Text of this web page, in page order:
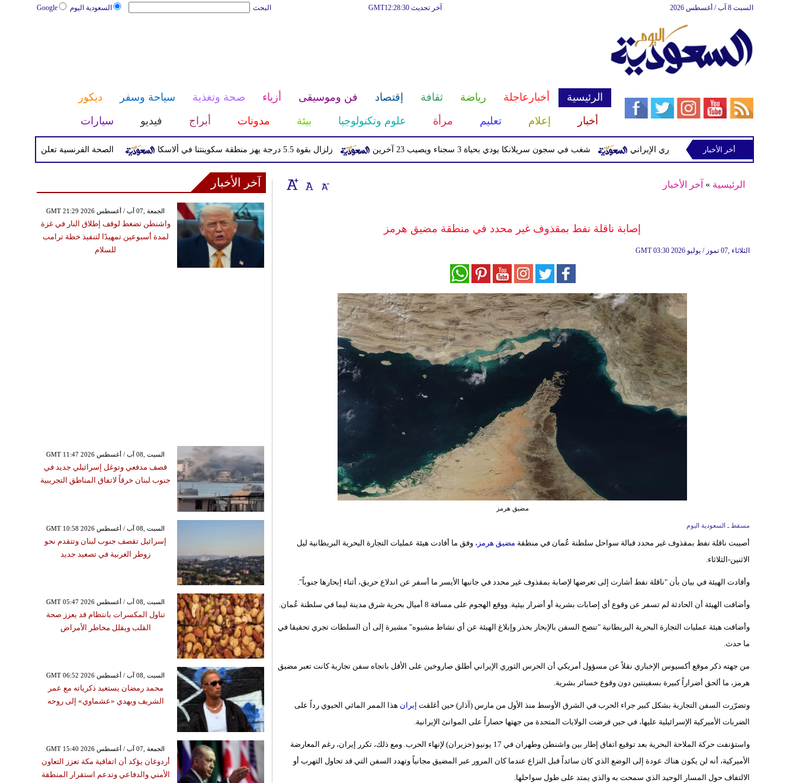
السعودية اليوم Google البحث آخر تحديث GMT12:28:30 السبت 8 آب / أغسطس 2026
الرئيسية أخبارعاجلة رياضة ثقافة إقتصاد فن وموسيقى أزياء صحة وتغذية سياحة وسفر
ديكور
أخبار
إعلام تعليم مرأة علوم وتكنولوجيا بيئة مدونات أبراج فيديو سيارات
الصحة الفرنسية تعلن إصابة سائح زلزال بقوة 5.5 درجة يهز منطقة سكوينتنا في ألاسكا شغب في سجون سريلانكا يودي بحياة 3 سجناء ويصيب 23 آخرين مشفرة لدعمها الحرس الثوري الإيراني
أخر الأخبار
الرئيسية » آخر الأخبار
إصابة ناقلة نفط بمقذوف غير محدد في منطقة مضيق هرمز
GMT 03:30 2026 الثلاثاء ,07 تموز / يوليو
مضيق هرمز
مسقط ـ السعودية اليوم
أصيبت ناقلة نفط بمقذوف غير محدد قبالة سواحل سلطنة عُمان في منطقة مضيق هرمز، وفق ما أفادت هيئة عمليات التجارة البحرية البريطانية ليل
الاثنين-الثلاثاء.
وأفادت الهيئة في بيان بأن "ناقلة نفط أشارت إلى تعرضها لإصابة بمقذوف غير محدد في جانبها الأيسر ما أسفر عن اندلاع حريق، أثناء إبحارها جنوباً".
وأضافت الهيئة أن الحادثة لم تسفر عن وقوع أي إصابات بشرية أو أضرار بيئية. ووقع الهجوم على مسافة 8 أميال بحرية شرق مدينة ليما في سلطنة عُمان.
وأضافت هيئة عمليات التجارة البحرية البريطانية "تنصح السفن بالإبحار بحذر وإبلاغ الهيئة عن أي نشاط مشبوه" مشيرة إلى أن السلطات تجري تحقيقا في
ما حدث.
من جهته ذكر موقع أكسيوس الإخباري نقلاً عن مسؤول أمريكي أن الحرس الثوري الإيراني أطلق صاروخين على الأقل باتجاه سفن تجارية كانت تعبر مضيق
هرمز، ما ألحق أضراراً كبيرة بسفينتين دون وقوع خسائر بشرية.
وتضرّرت السفن التجارية بشكل كبير جراء الحرب في الشرق الأوسط منذ الأول من مارس (آذار) حين أغلقت إيران هذا الممر المائي الحيوي رداً على
الضربات الأميركية الإسرائيلية عليها، في حين فرضت الولايات المتحدة من جهتها حصاراً على الموانئ الإيرانية.
واستؤنفت حركة الملاحة البحرية بعد توقيع اتفاق إطار بين واشنطن وطهران في 17 يونيو (حزيران) لإنهاء الحرب. ومع ذلك، تكرر إيران، رغم المعارضة
الأميركية، أنه لن يكون هناك عودة إلى الوضع الذي كان سائداً قبل النزاع عندما كان المرور عبر المضيق مجانياً وتهدد السفن التي قد تحاول التهرب أو
الالتفاف حول المسار الوحيد الذي سمحت به والذي يمتد على طول سواحلها.
آخر الأخبار
GMT 21:29 2026 الجمعة ,07 آب / أغسطس
واشنطن تضغط لوقف إطلاق النار في غزة
لمدة أسبوعين تمهيدًا لتنفيذ خطة ترامب
للسلام
GMT 11:47 2026 السبت ,08 آب / أغسطس
قصف مدفعي وتوغل إسرائيلي جديد في
جنوب لبنان خرقاً لاتفاق المناطق التجريبية
GMT 10:58 2026 السبت ,08 آب / أغسطس
إسرائيل تقصف جنوب لبنان وتتقدم نحو
زوطر الغربية في تصعيد جديد
GMT 05:47 2026 السبت ,08 آب / أغسطس
تناول المكسرات بانتظام قد يعزز صحة
القلب ويقلل مخاطر الأمراض
GMT 06:52 2026 السبت ,08 آب / أغسطس
محمد رمضان يستعيد ذكرياته مع عمر
الشريف ويهدي «عشماوي» إلى روحه
GMT 15:40 2026 الجمعة ,07 آب / أغسطس
أردوغان يؤكد أن اتفاقية مكة تعزز التعاون
الأمني والدفاعي وتدعم استقرار المنطقة